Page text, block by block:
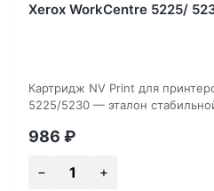
Xerox WorkCentre 5225/
Картридж NV Print для
5225/5230 — эталон
986 ₽